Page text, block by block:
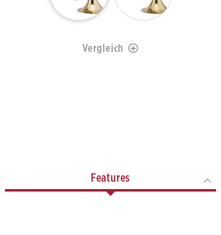
Vergleich
Features